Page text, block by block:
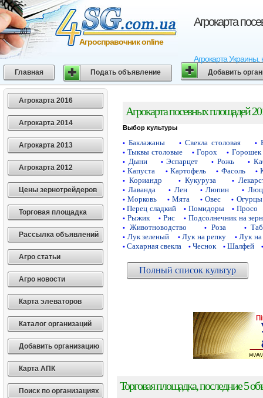
Агрокарта
Агрокарта
Агросправочник online
Главная Подать объявление Добавить
Агрокарта 2016
Агрокарта 2014
Агрокарта 2013
Агрокарта 2012
Цены зернотрейдеров
Торговая площадка
Рассылка объявлений
Агро статьи
Агро новости
Карта элеваторов
Каталог организаций
Добавить организацию
Карта АПК
Поиск по организациях
Агрокарта посевных площадей
Выбор культуры
• Баклажаны • Свекла столовая •
• Тыквы столовые • Горох • Горошек
• Дыни • Эспарцет • Рожь •
• Капуста • Картофель • Фасоль •
• Кориандр • Кукуруза •
• Лаванда • Лен • Люпин •
• Морковь • Мята • Овес • Огурцы
• Перец сладкий • Помидоры • Просо
• Рыжик • Рис • Подсолнечник на
• Животноводство • Роза •
• Лук зеленый • Лук на репку • Лук на
• Сахарная свекла • Чеснок • Шалфей •
Полный список культур
Торговая площадка, последние 5